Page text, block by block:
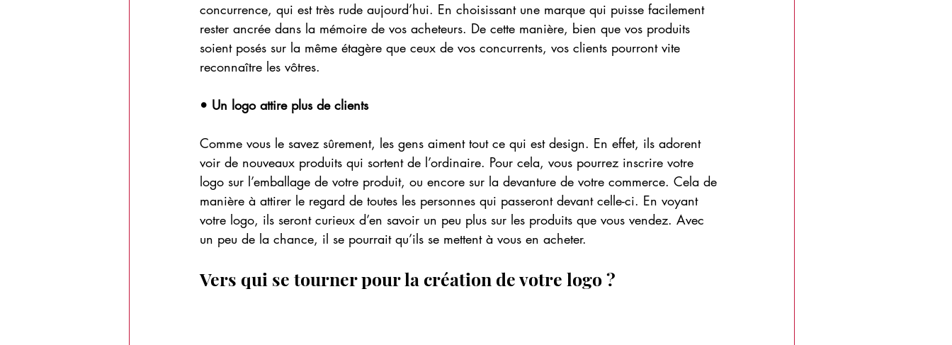
concurrence, qui est très rude aujourd’hui. En choisissant une marque qui puisse facilement
rester ancrée dans la mémoire de vos acheteurs. De cette manière, bien que vos produits
soient posés sur la même étagère que ceux de vos concurrents, vos clients pourront vite
reconnaître les vôtres.
• Un logo attire plus de clients
Comme vous le savez sûrement, les gens aiment tout ce qui est design. En effet, ils adorent
voir de nouveaux produits qui sortent de l’ordinaire. Pour cela, vous pourrez inscrire votre
logo sur l’emballage de votre produit, ou encore sur la devanture de votre commerce. Cela de
manière à attirer le regard de toutes les personnes qui passeront devant celle-ci. En voyant
votre logo, ils seront curieux d’en savoir un peu plus sur les produits que vous vendez. Avec
un peu de la chance, il se pourrait qu’ils se mettent à vous en acheter.
Vers qui se tourner pour la création de votre logo ?